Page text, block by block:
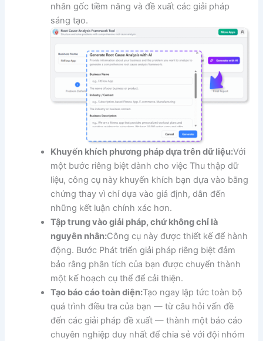
nhân gốc tiềm năng và đề xuất các giải pháp
sáng tạo.
Khuyến khích phương pháp dựa trên dữ liệu:Với
một bước riêng biệt dành cho việc Thu thập dữ
liệu, công cụ này khuyến khích bạn dựa vào bằng
chứng thay vì chỉ dựa vào giả định, dẫn đến
những kết luận chính xác hơn.
Tập trung vào giải pháp, chứ không chỉ là
nguyên nhân:Công cụ này được thiết kế để hành
động. Bước Phát triển giải pháp riêng biệt đảm
bảo rằng phân tích của bạn được chuyển thành
một kế hoạch cụ thể để cải thiện.
Tạo báo cáo toàn diện:Tạo ngay lập tức toàn bộ
quá trình điều tra của bạn — từ câu hỏi vấn đề
đến các giải pháp đề xuất — thành một báo cáo
chuyên nghiệp duy nhất để chia sẻ với đội nhóm